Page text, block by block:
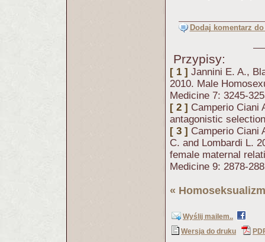
Dodaj komentarz
Przypisy:
[ 1 ] Jannini E. A.,
2010. Male
Medicine 7: 3245-
[ 2 ] Camperio Ciani
antagonistic
[ 3 ] Camperio Ciani
C. and Lombardi L.
female maternal
Medicine 9: 2878-
« Homoseksualizm
Wyślij mailem..
Wersja do druku